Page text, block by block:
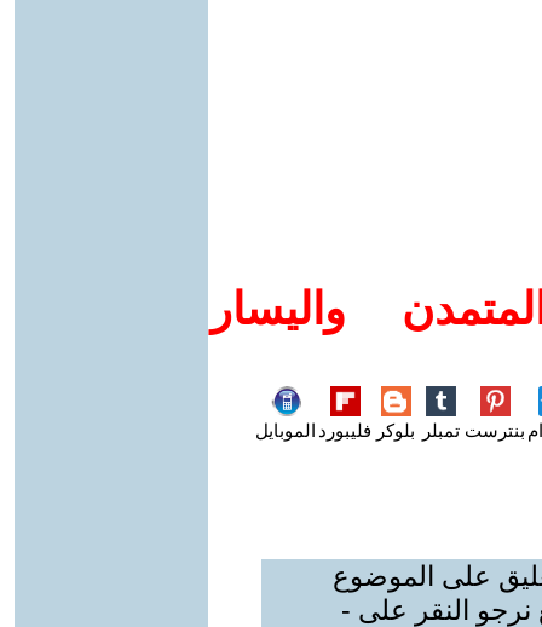
واليسار
بنترست تمبلر بلوكر فليبورد الموبايل
على الموضوع
نرجو النقر على -